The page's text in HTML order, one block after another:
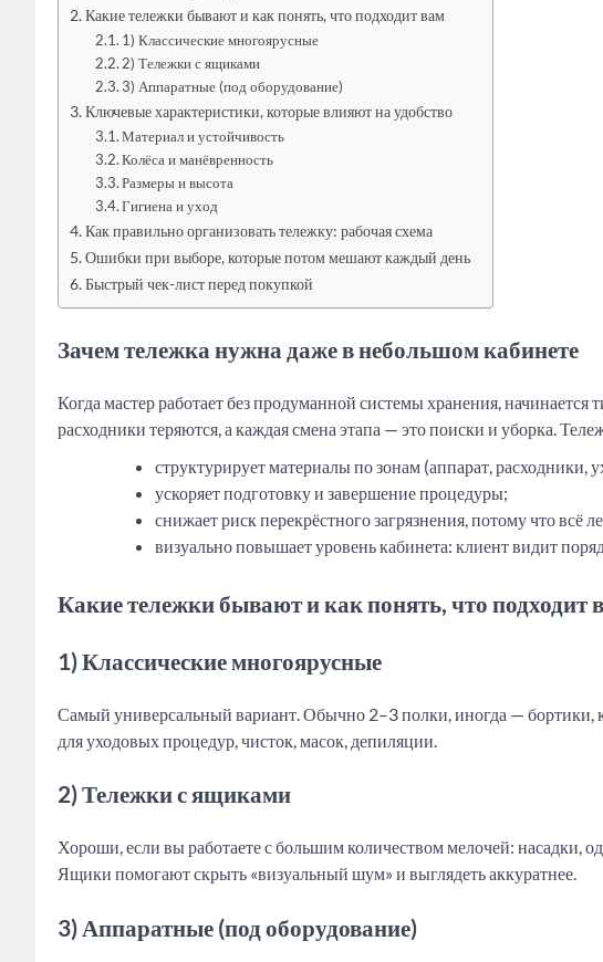
Какие тележки бывают и как понять, что подходит вам
1) Классические многоярусные
2) Тележки с ящиками
3) Аппаратные (под оборудование)
Ключевые характеристики, которые влияют на удобство
Материал и устойчивость
Колёса и манёвренность
Размеры и высота
Гигиена и уход
Как правильно организовать тележку: рабочая схема
Ошибки при выборе, которые потом мешают каждый день
Быстрый чек-лист перед покупкой
Зачем тележка нужна даже в небольшом кабинете
Когда мастер работает без продуманной системы хранения,
расходники теряются, а каждая смена этапа — это поиски и уборка.
структурирует материалы по зонам (аппарат, расходники,
ускоряет подготовку и завершение процедуры;
снижает риск перекрёстного загрязнения, потому что всё
визуально повышает уровень кабинета: клиент видит
Какие тележки бывают и как понять, что подходит
1) Классические многоярусные
Самый универсальный вариант. Обычно 2–3 полки, иногда —
для уходовых процедур, чисток, масок, депиляции.
2) Тележки с ящиками
Хороши, если вы работаете с большим количеством мелочей: насадки,
Ящики помогают скрыть «визуальный шум» и выглядеть аккуратнее.
3) Аппаратные (под оборудование)